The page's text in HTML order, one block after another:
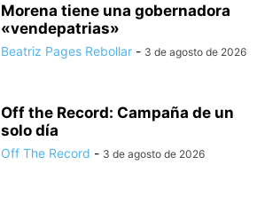
Morena tiene una gobernadora
«vendepatrias»
Beatriz Pages Rebollar - 3 de agosto de 2026
Off the Record: Campaña de un
solo día
Off The Record - 3 de agosto de 2026